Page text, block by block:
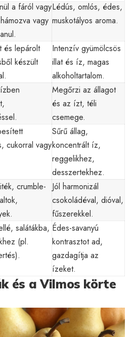
a fáról vagy
vagy
Lédús, omlós, édes,
muskotályos aroma.
és lepárolt
készült
Intenzív gyümölcsös
illat és íz, magas
alkoholtartalom.
Megőrzi az állagot
és az ízt, téli
csemege.
cukorral vagy
Sűrű állag,
koncentrált íz,
reggelikhez,
desszertekhez.
crumble-
Jól harmonizál
csokoládéval, dióval,
fűszerekkel.
salátákba,
(pl.
Édes-savanyú
kontrasztot ad,
gazdagítja az
ízeket.
és a Vilmos körte